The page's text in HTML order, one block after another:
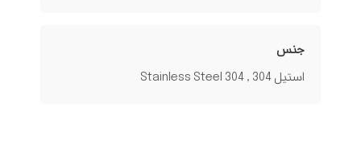
جنس
استیل 304 , Stainless Steel 304